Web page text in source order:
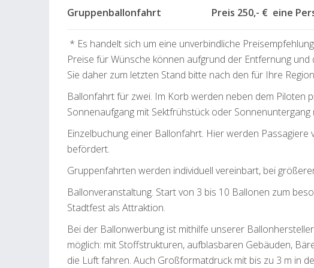
Gruppenballonfahrt Preis 250,- € eine
* Es handelt sich um eine unverbindliche
Preise für Wünsche können aufgrund der Entfernung
Sie daher zum letzten Stand bitte nach den für Ihre
Ballonfahrt für zwei. Im Korb werden neben dem
Sonnenaufgang mit Sektfrühstück oder Sonnenuntergang
Einzelbuchung einer Ballonfahrt. Hier werden
befördert.
Gruppenfahrten werden individuell vereinbart, bei
Ballonveranstaltung. Start von 3 bis 10 Ballonen zum
Stadtfest als Attraktion.
Bei der Ballonwerbung ist mithilfe unserer
möglich: mit Stoffstrukturen, aufblasbaren Gebäuden,
die Luft fahren. Auch Großformatdruck mit bis zu 3 m in